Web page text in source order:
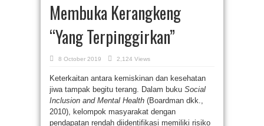
Membuka Kerangkeng
“Yang Terpinggirkan”
8 October 2019 2,124 Views
Keterkaitan antara kemiskinan dan kesehatan
jiwa tampak begitu terang. Dalam buku Social
Inclusion and Mental Health (Boardman dkk.,
2010), kelompok masyarakat dengan
pendapatan rendah diidentifikasi memiliki risiko